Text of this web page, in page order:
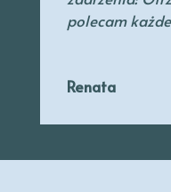
polecam
Renata